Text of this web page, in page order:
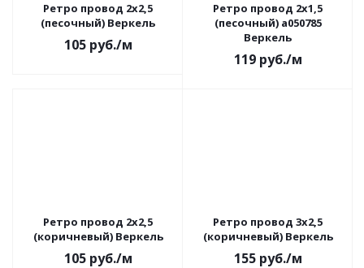
Ретро провод 2х2,5
(песочный) Веркель
105руб./м
Ретро провод 2х1,5
(песочный) a050785
Веркель
119руб./м
Ретро провод 2х2,5
(коричневый) Веркель
105руб./м
Ретро провод 3х2,5
(коричневый) Веркель
155руб./м